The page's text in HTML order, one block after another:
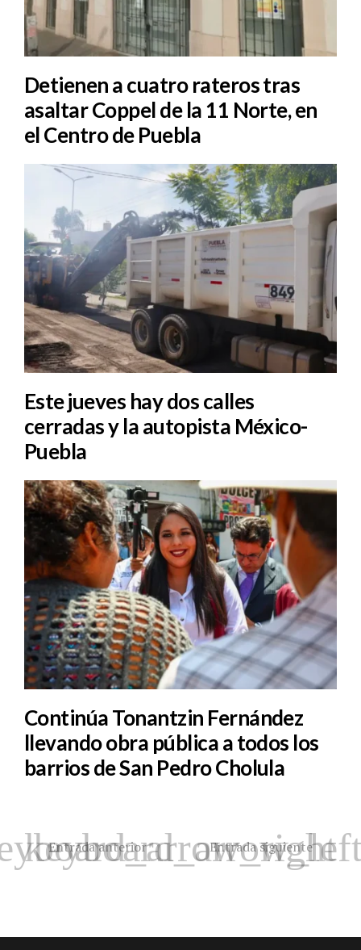
Detienen a cuatro rateros tras
asaltar Coppel de la 11 Norte, en
el Centro de Puebla
Este jueves hay dos calles
cerradas y la autopista México-
Puebla
Continúa Tonantzin Fernández
llevando obra pública a todos los
barrios de San Pedro Cholula
Entrada anterior Entrada siguiente